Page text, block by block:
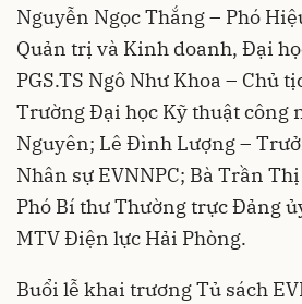
Nguyễn Ngọc Thắng – Phó
Quản trị và Kinh doanh, Đại
PGS.TS Ngô Như Khoa – Chủ
Trường Đại học Kỹ thuật công
Nguyên; Lê Đình Lượng –
Nhân sự EVNNPC; Bà Trần
Phó Bí thư Thường trực Đảng
MTV Điện lực Hải Phòng.
Buổi lễ khai trương Tủ sách